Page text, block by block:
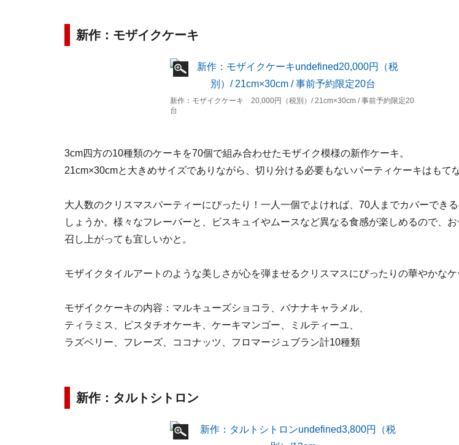
新作：モザイクケーキ
新作：モザイクケーキ 20,000円（税別）/ 21cm×30cm / 事前予約限定20
台
3cm四方の10種類のケーキを70個で組み合わせたモザイク模様の新作ケーキ。
21cm×30cmと大きめサイズでありながら、切り分ける必要もないパーティケーキはもて
大人数のクリスマスパーティーにぴったり！一人一個でよければ、70人までカバーでき
しょうか。様々なフレーバーと、ビスキュイやムースなど異なる食感が楽しめるので、
召し上がっても宜しいかと。
モザイクタイルアートのような美しさが心を弾ませるクリスマスにぴったりの華やかなケ
モザイクケーキの内容：マルキューズショコラ、バナナキャラメル、
ティラミス、ピスタチオケーキ、ケーキマンゴー、ミルティーユ、
ラズベリー、フレーズ、ココナッツ、フロマージュブラン計10種類
新作：タルトシトロン